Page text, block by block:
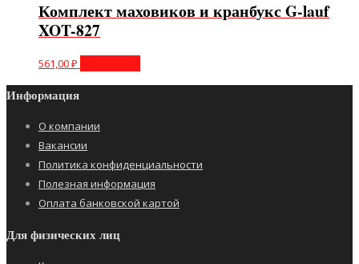
Комплект маховиков и кранбукс G-lauf
XOT-827
561,00₽
Информация
О компании
Вакансии
Политика конфиденциальности
Полезная информация
Оплата банковской картой
Для физических лиц